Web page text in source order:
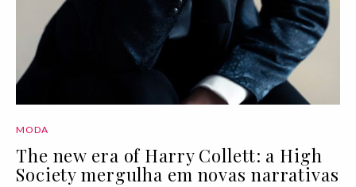
MODA
The new era of Harry Collett: a High
Society mergulha em novas narrativas